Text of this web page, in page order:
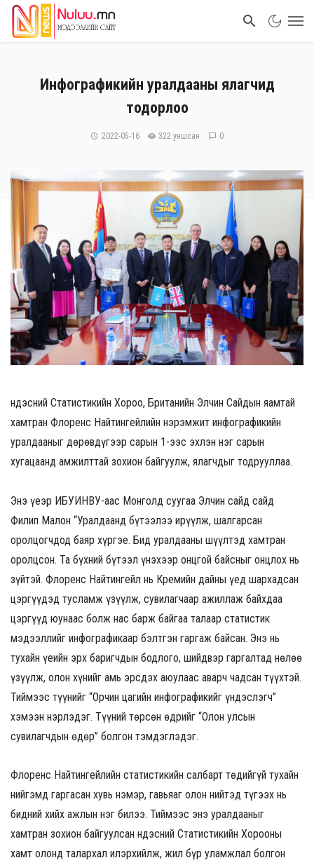
Инфографикийн уралдааны ялагчид
тодорлоо
2022-05-16 322 уншсан 0
Үндэсний Статистикийн Хороо, Британийн Элчин Сайдын яамтай
хамтран Флоренс Найтингейлийн нэрэмжит инфографикийн
уралдааныг дөрөвдүгээр сарын 1-ээс эхлэн нэг сарын
хугацаанд амжилттай зохион байгуулж, ялагчдыг тодрууллаа.
Энэ үеэр ИБУИНВУ-аас Монголд суугаа Элчин сайд сайд
Филип Малон “Уралдаанд бүтээлээ ирүүлж, шалгарсан
оролцогчдод баяр хүргэе. Бид уралдааны шүүлтэд хамтран
оролцсон. Та бүхний бүтээл үнэхээр онцгой байсныг онцлох нь
зүйтэй. Флоренс Найтингейл нь Кремийн дайны үед шархадсан
цэргүүдэд тусламж үзүүлж, сувилагчаар ажиллаж байхдаа
цэргүүд юунаас болж нас барж байгаа талаар статистик
мэдээллийг инфографикаар бэлтгэн гаргаж байсан. Энэ нь
тухайн үеийн эрх баригчдын бодлого, шийдвэр гаргалтад нөлөө
үзүүлж, олон хүнийг амь эрсдэх аюулаас аварч чадсан түүхтэй.
Тиймээс түүнийг “Орчин цагийн инфографикийг үндэслэгч”
хэмээн нэрлэдэг. Түүний төрсөн өдрийг “Олон улсын
сувилагчдын өдөр” болгон тэмдэглэдэг.
Флоренс Найтингейлийн статистикийн салбарт төдийгүй тухайн
нийгэмд гаргасан хувь нэмэр, гавьяаг олон нийтэд түгээх нь
бидний хийх ажлын нэг билээ. Тиймээс энэ уралдааныг
хамтран зохион байгуулсан Үндэсний Статистикийн Хорооны
хамт олонд талархал илэрхийлж, жил бүр уламжлал болгон